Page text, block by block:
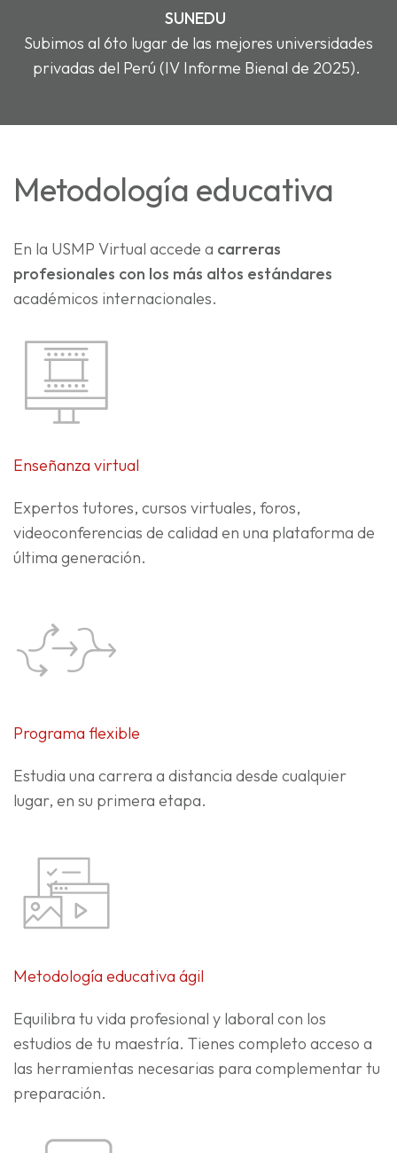
SUNEDU
Subimos al 6to lugar de las mejores universidades
privadas del Perú (IV Informe Bienal de 2025).
Metodología educativa
En la USMP Virtual accede a carreras
profesionales con los más altos estándares
académicos internacionales.
Enseñanza virtual
Expertos tutores, cursos virtuales, foros,
videoconferencias de calidad en una plataforma de
última generación.
Programa flexible
Estudia una carrera a distancia desde cualquier
lugar, en su primera etapa.
Metodología educativa ágil
Equilibra tu vida profesional y laboral con los
estudios de tu maestría. Tienes completo acceso a
las herramientas necesarias para complementar tu
preparación.